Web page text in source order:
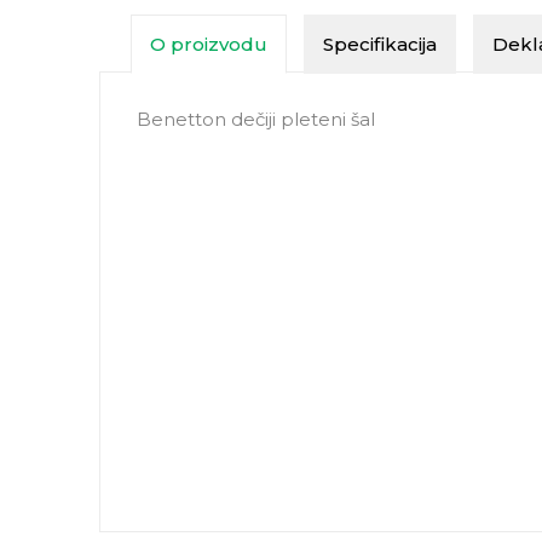
O proizvodu Specifikacija
Benetton dečiji pleteni šal